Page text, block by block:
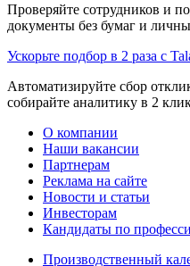
Проверяйте сотрудников и
документы без бумаг и
Ускорьте подбор в 2 раза с
Автоматизируйте сбор
собирайте аналитику в 2
О компании
Наши вакансии
Партнерам
Реклама на сайте
Новости и статьи
Инвесторам
Кандидаты по
Производственный